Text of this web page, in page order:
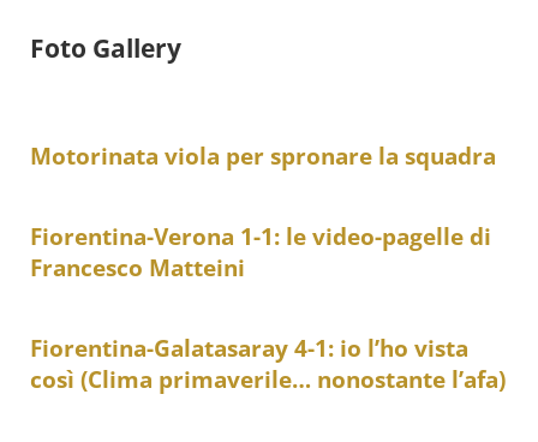
Foto Gallery
Motorinata viola per spronare la squadra
Fiorentina-Verona 1-1: le video-pagelle di
Francesco Matteini
Fiorentina-Galatasaray 4-1: io l’ho vista
così (Clima primaverile… nonostante l’afa)